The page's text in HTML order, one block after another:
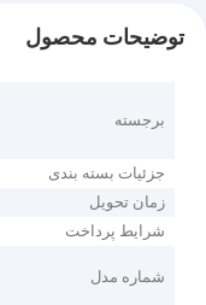
توضیحات محصول
برجسته
جزئیات بسته بندی
زمان تحویل
شرایط پرداخت
شماره مدل